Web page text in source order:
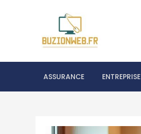
ASSURANCE ENTREPRISE